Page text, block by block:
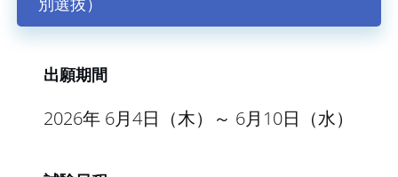
出願期間
2026年 6月4日（木）～ 6月10日（水）